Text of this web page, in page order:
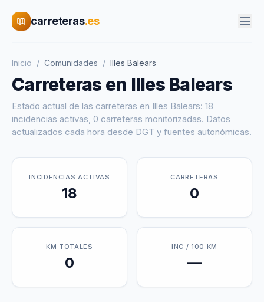
carreteras.es
Inicio / Comunidades / Illes Balears
Carreteras en Illes Balears
Estado actual de las carreteras en Illes Balears: 18
incidencias activas, 0 carreteras monitorizadas. Datos
actualizados cada hora desde DGT y fuentes autonómicas.
INCIDENCIAS ACTIVAS
18
CARRETERAS
0
KM TOTALES
0
INC / 100 KM
—